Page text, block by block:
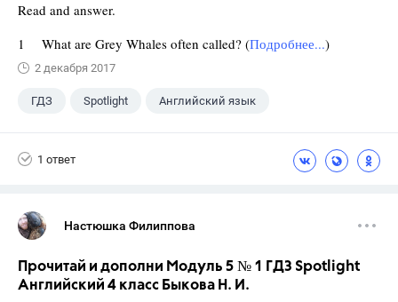
Read and answer.
1 What are Grey Whales often called? (Подробнее...)
2 декабря 2017
ГДЗ Spotlight Английский язык
1 ответ
Настюшка Филиппова
Прочитай и дополни Модуль 5 № 1 ГДЗ Spotlight
Английский 4 класс Быкова Н. И.